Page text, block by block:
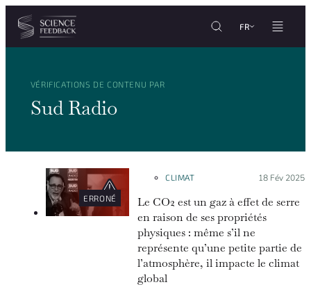
Personnaliser les paramètres de vos cookies
Aller au contenu
FR
VÉRIFICATIONS DE CONTENU PAR
Sud Radio
ERRONÉ
CLIMAT Posté le :
18 Fév 2025
Le CO2 est un gaz à effet de serre
en raison de ses propriétés
physiques : même s’il ne
représente qu’une petite partie de
l’atmosphère, il impacte le climat
global